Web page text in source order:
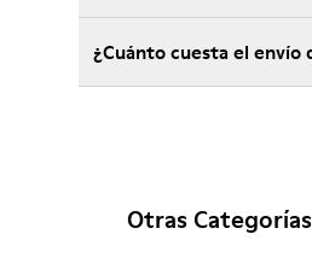
¿Cuánto cuesta el envío
Otras Categorías